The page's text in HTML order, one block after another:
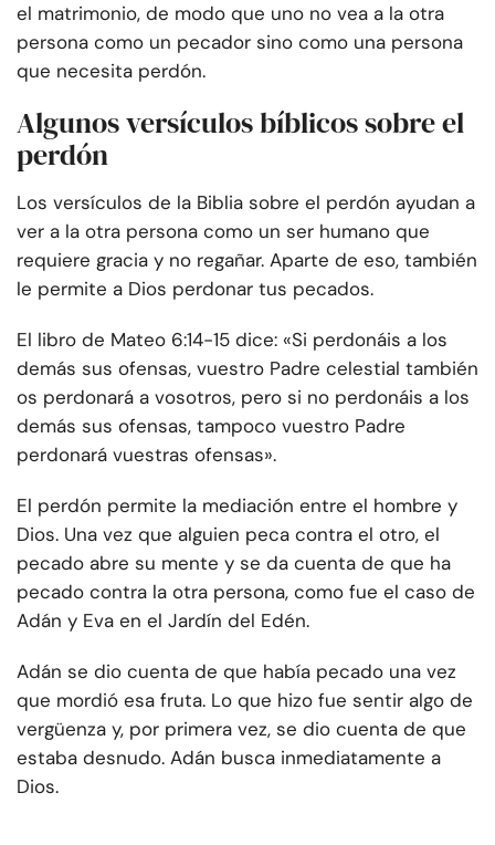
el matrimonio, de modo que uno no vea a la otra
persona como un pecador sino como una persona
que necesita perdón.
Algunos versículos bíblicos sobre el
perdón
Los versículos de la Biblia sobre el perdón ayudan a
ver a la otra persona como un ser humano que
requiere gracia y no regañar. Aparte de eso, también
le permite a Dios perdonar tus pecados.
El libro de Mateo 6:14-15 dice: «Si perdonáis a los
demás sus ofensas, vuestro Padre celestial también
os perdonará a vosotros, pero si no perdonáis a los
demás sus ofensas, tampoco vuestro Padre
perdonará vuestras ofensas».
El perdón permite la mediación entre el hombre y
Dios. Una vez que alguien peca contra el otro, el
pecado abre su mente y se da cuenta de que ha
pecado contra la otra persona, como fue el caso de
Adán y Eva en el Jardín del Edén.
Adán se dio cuenta de que había pecado una vez
que mordió esa fruta. Lo que hizo fue sentir algo de
vergüenza y, por primera vez, se dio cuenta de que
estaba desnudo. Adán busca inmediatamente a
Dios.